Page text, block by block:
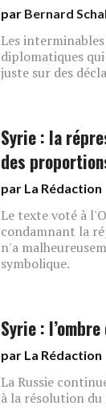
par Bernard
Les
diplomatiques
juste sur des
Syrie : la
des
par La Rédaction
Le texte voté à
condamnant la
n'a
symbolique.
Syrie :
par La Rédaction
La Russie
à la résolution